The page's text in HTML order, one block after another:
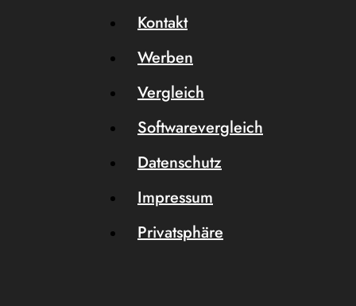
Kontakt
Werben
Vergleich
Softwarevergleich
Datenschutz
Impressum
Privatsphäre